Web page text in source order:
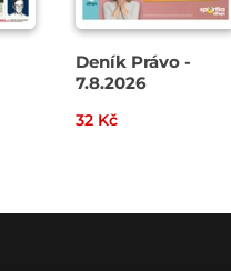
Deník Právo -
7.8.2026
32 Kč